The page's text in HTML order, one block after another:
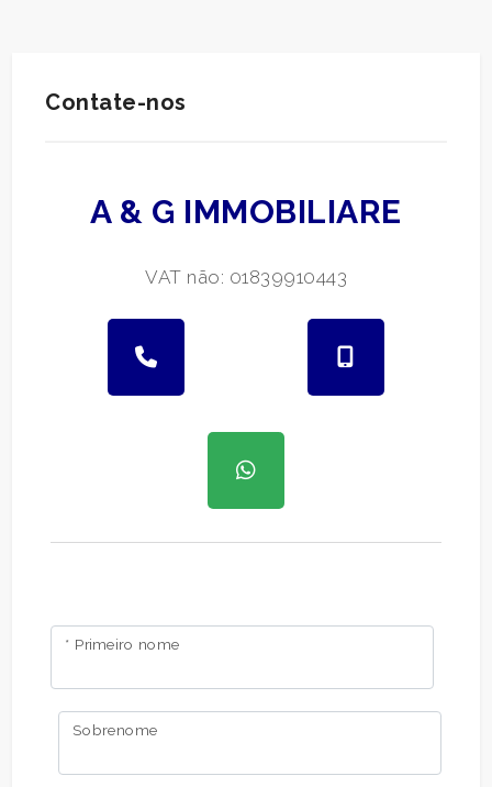
Contate-nos
A & G IMMOBILIARE
VAT não: 01839910443
* Primeiro nome
Sobrenome